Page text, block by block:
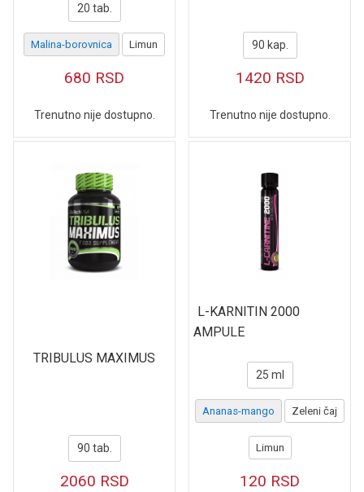
20 tab.
Malina-borovnica Limun
680 RSD
Trenutno nije dostupno.
90 kap.
1420 RSD
Trenutno nije dostupno.
TRIBULUS MAXIMUS
90 tab.
2060 RSD
L-KARNITIN 2000
AMPULE
25 ml
Ananas-mango Zeleni čaj
Limun
120 RSD